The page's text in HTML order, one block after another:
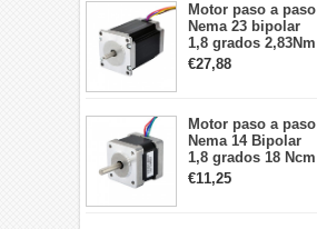
Motor paso a paso
Nema 23 bipolar
1,8 grados 2,83Nm
4A 2,26 V
57x57x84mm 8
€27,88
Motor paso a paso
Nema 14 Bipolar
1,8 grados 18 Ncm
0,8 A 5,74 V 35 x
35 x 34 mm 4
€11,25